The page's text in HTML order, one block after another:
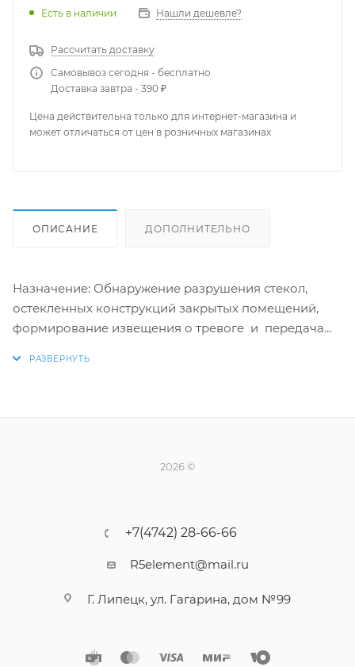
Есть в наличии Нашли дешевле?
Рассчитать доставку
Самовывоз сегодня - бесплатно
Доставка завтра - 390 ₽
Цена действительна только для интернет-магазина и
может отличаться от цен в розничных магазинах
ОПИСАНИЕ ДОПОЛНИТЕЛЬНО
Назначение: Обнаружение разрушения стекол,
остекленных конструкций закрытых помещений,
формирование извещения о тревоге и передача
узорчатого, многослойного строительного,
установка на стене, на потолке, между рамами;
для подключения внешних источников тревожных
контакт» и работающих на размыкание. Длина
2026 ©
+7(4742) 28-66-66
R5element@mail.ru
Г. Липецк, ул. Гагарина, дом №99